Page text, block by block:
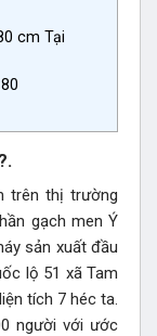
cm Tại
trên thị trường
gạch men Ý
sản xuất đầu
lộ 51 xã Tam
tích 7 héc ta.
người với ước